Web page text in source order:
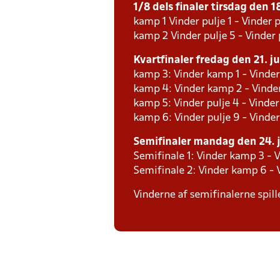
1/8 dels finaler tirsdag den
kamp 1 Vinder pulje 1 - Vinder
kamp 2 Vinder pulje 5 - Vinder
Kvartfinaler fredag den 21.
kamp 3: Vinder kamp 1 -
kamp 4: Vinder kamp 2 -
kamp 5: Vinder pulje 4 -
kamp 6: Vinder pulje 9 -
Semifinaler mandag den 24.
Semifinale 1: Vinder kamp 3 -
Semifinale 2: Vinder kamp 6 -
Vinderne af semifinalerne